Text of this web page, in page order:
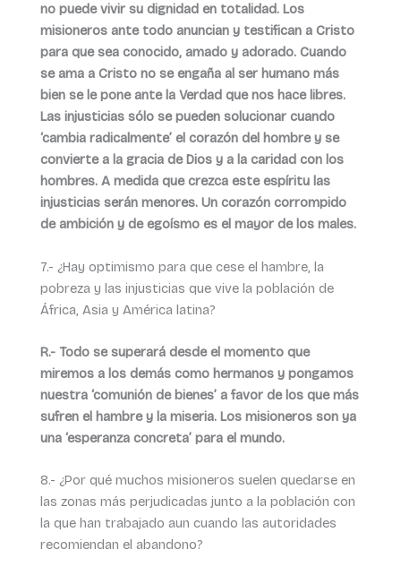
no puede vivir su dignidad en totalidad. Los
misioneros ante todo anuncian y testifican a Cristo
para que sea conocido, amado y adorado. Cuando
se ama a Cristo no se engaña al ser humano más
bien se le pone ante la Verdad que nos hace libres.
Las injusticias sólo se pueden solucionar cuando
‘cambia radicalmente’ el corazón del hombre y se
convierte a la gracia de Dios y a la caridad con los
hombres. A medida que crezca este espíritu las
injusticias serán menores. Un corazón corrompido
de ambición y de egoísmo es el mayor de los males.
7.- ¿Hay optimismo para que cese el hambre, la
pobreza y las injusticias que vive la población de
África, Asia y América latina?
R.- Todo se superará desde el momento que
miremos a los demás como hermanos y pongamos
nuestra ‘comunión de bienes’ a favor de los que más
sufren el hambre y la miseria. Los misioneros son ya
una ‘esperanza concreta’ para el mundo.
8.- ¿Por qué muchos misioneros suelen quedarse en
las zonas más perjudicadas junto a la población con
la que han trabajado aun cuando las autoridades
recomiendan el abandono?